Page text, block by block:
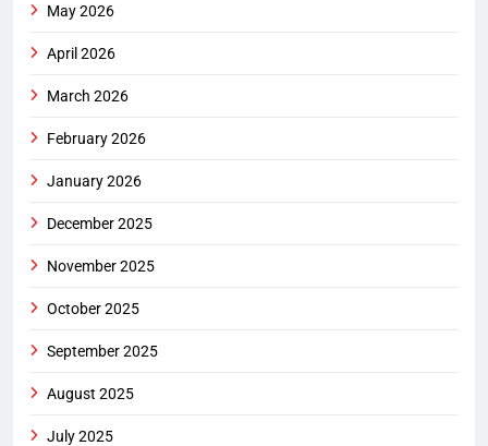
May 2026
April 2026
March 2026
February 2026
January 2026
December 2025
November 2025
October 2025
September 2025
August 2025
July 2025